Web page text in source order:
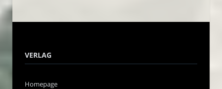
VERLAG
Homepage